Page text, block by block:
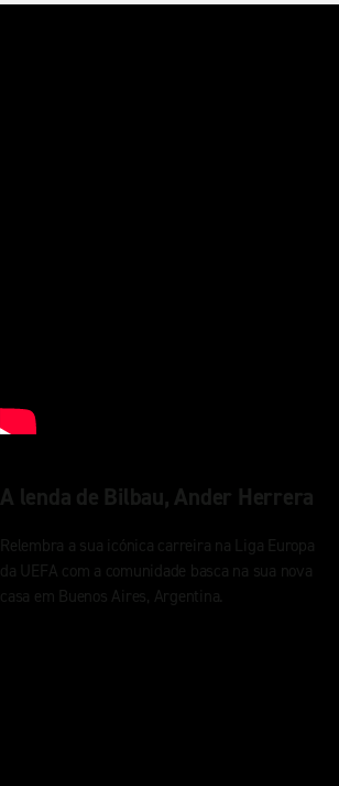
A lenda de Bilbau, Ander Herrera
Relembra a sua icónica carreira na Liga Europa
da UEFA com a comunidade basca na sua nova
casa em Buenos Aires, Argentina.